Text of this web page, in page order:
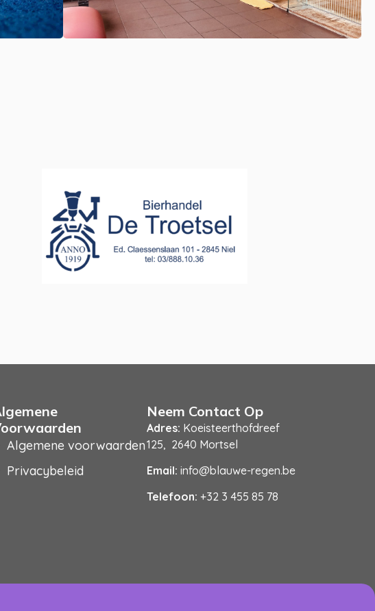
Algemene voorwaarden
Privacybeleid
Neem Contact Op
Adres: Koeisteerthofdreef
125, 2640 Mortsel
Email: info@blauwe-regen.be
Telefoon: +32 3 455 85 78